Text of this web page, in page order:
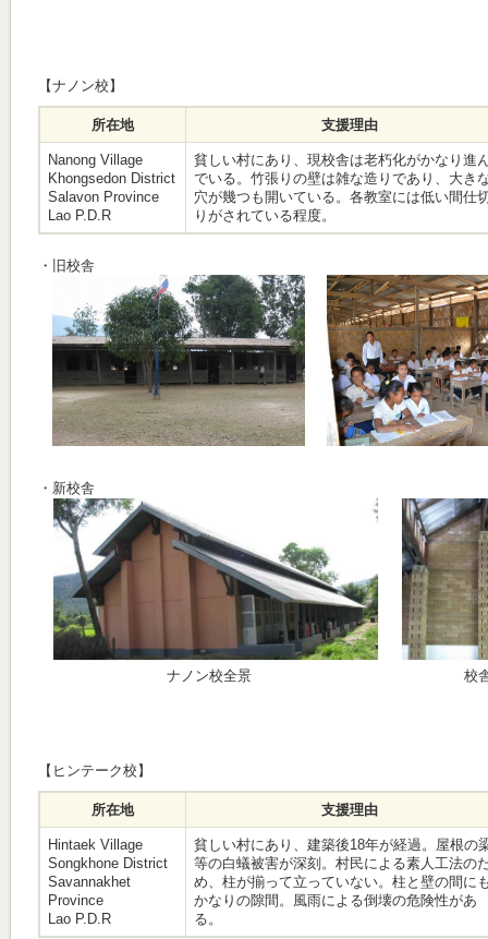
【ナノン校】
所在地 支援理由
Nanong Village
Khongsedon District
Salavon Province
Lao P.D.R
貧しい村にあり、現校舎は老朽化がかなり進
でいる。竹張りの壁は雑な造りであり、大き
穴が幾つも開いている。各教室には低い間仕
りがされている程度。
・旧校舎
・新校舎
ナノン校全景 校
【ヒンテーク校】
所在地 支援理由
Hintaek Village
Songkhone District
Savannakhet
Province
Lao P.D.R
貧しい村にあり、建築後18年が経過。屋根の
等の白蟻被害が深刻。村民による素人工法の
め、柱が揃って立っていない。柱と壁の間に
かなりの隙間。風雨による倒壊の危険性があ
る。